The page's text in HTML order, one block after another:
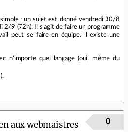
simple : un sujet est donné vendredi 30/8
2/9 (72h). Il s'agit de faire un programme
peut se faire en équipe. Il existe une
n'importe quel langage (oui, même du
).
aux webmaistres 0